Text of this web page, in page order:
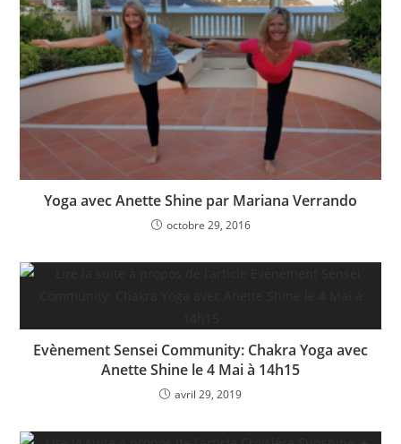
Yoga avec Anette Shine par Mariana Verrando
octobre 29, 2016
Evènement Sensei Community: Chakra Yoga avec
Anette Shine le 4 Mai à 14h15
avril 29, 2019